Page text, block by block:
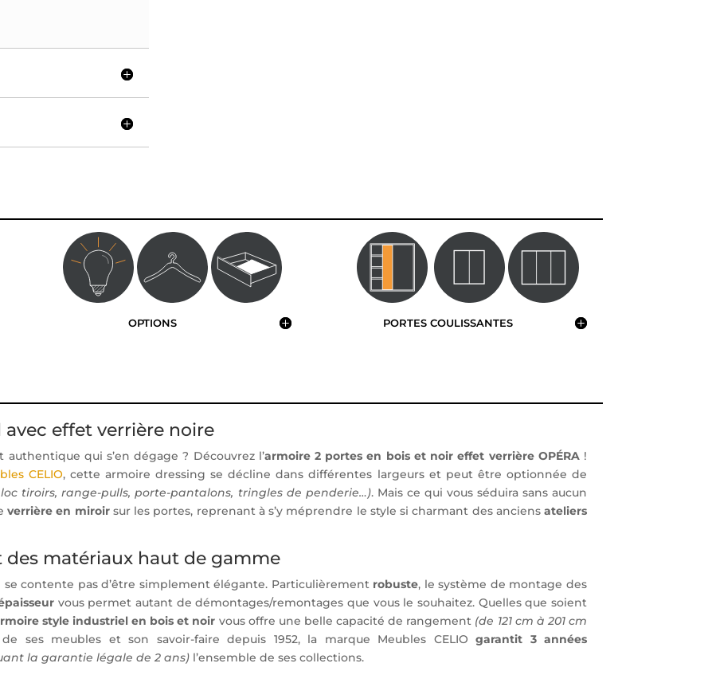
OPTIONS PORTES COULISSANTES
effet verrière noire
authentique qui s’en dégage ? Découvrez l’armoire 2 portes en bois et noir effet verrière OPÉRA!
CELIO, cette armoire dressing se décline dans différentes largeurs et peut être optionnée de
tiroirs, range-pulls, porte-pantalons, tringles de penderie…). Mais ce qui vous séduira sans aucun
verrière en miroirsur les portes, reprenant à s’y méprendre le style si charmant des anciens ateliers
matériaux haut de gamme
contente pas d’être simplement élégante. Particulièrement robuste, le système de montage des
vous permet autant de démontages/remontages que vous le souhaitez. Quelles que soient
style industriel en bois et noir vous offre une belle capacité de rangement (de 121 cm à 201 cm
ses meubles et son savoir-faire depuis 1952, la marque Meubles CELIO garantit 3 années
la garantie légale de 2 ans) l’ensemble de ses collections.